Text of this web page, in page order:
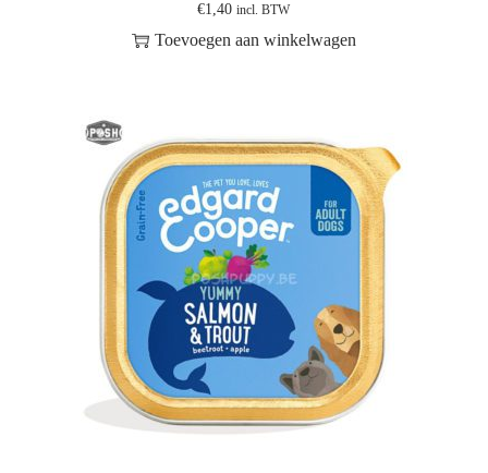
€1,40 incl. BTW
Toevoegen aan winkelwagen